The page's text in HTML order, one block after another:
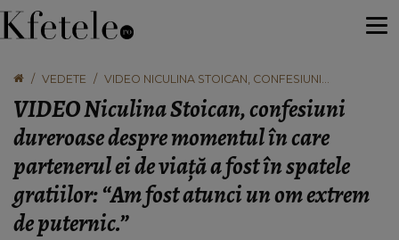
VEDETE
VIDEO NICULINA STOICAN, CONFESIUNI
PARTENERUL EI DE VIAȚĂ A FOST ÎN SPATELE
GRATIILOR: “AM FOST ATUNCI UN OM EXTREM DE
PUTERNIC.”
VIDEO Niculina Stoican, confesiuni
dureroase despre momentul în care
partenerul ei de viață a fost în spatele
gratiilor: “Am fost atunci un om extrem
de puternic.”